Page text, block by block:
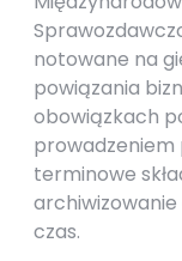
notowane na
powiązania
obowiązkach
prowadzeniem
terminowe
czas.